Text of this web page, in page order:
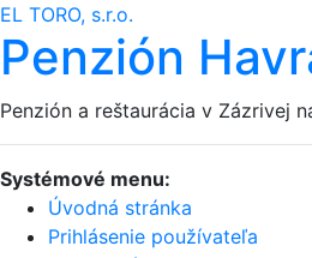
EL TORO, s.r.o.
Penzión
Penzión a reštaurácia v Zázrivej
Systémové menu:
Úvodná stránka
Prihlásenie používateľa